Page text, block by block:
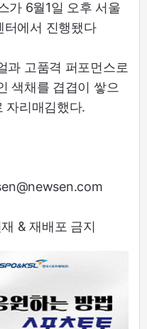
가 6월1일 오후 서울
터에서 진행됐다
과 고품격 퍼포먼스로
색채를 겹겹이 쌓으
자리매김했다.
& 재배포 금지